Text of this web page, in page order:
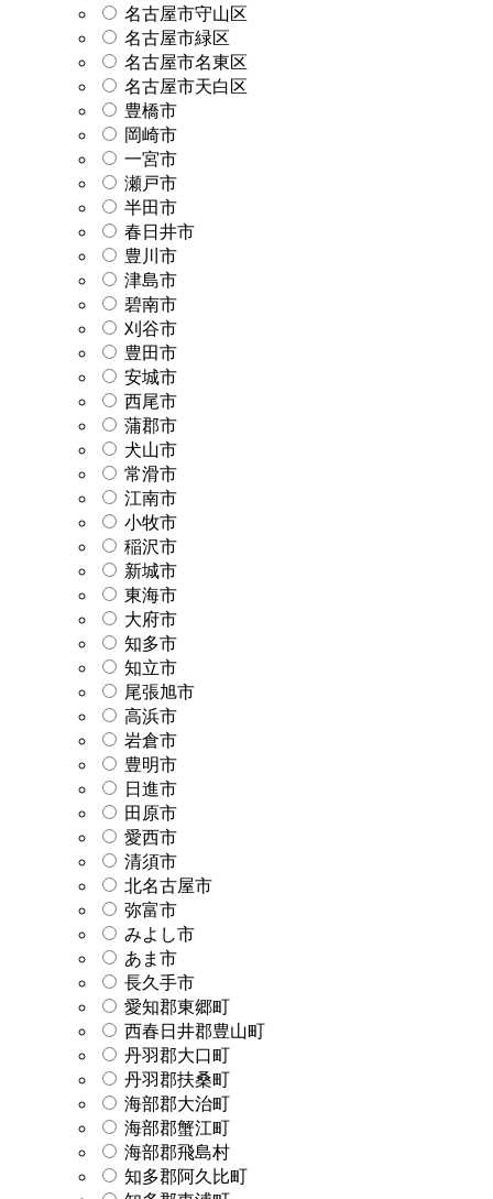
名古屋市守山区
名古屋市緑区
名古屋市名東区
名古屋市天白区
豊橋市
岡崎市
一宮市
瀬戸市
半田市
春日井市
豊川市
津島市
碧南市
刈谷市
豊田市
安城市
西尾市
蒲郡市
犬山市
常滑市
江南市
小牧市
稲沢市
新城市
東海市
大府市
知多市
知立市
尾張旭市
高浜市
岩倉市
豊明市
日進市
田原市
愛西市
清須市
北名古屋市
弥富市
みよし市
あま市
長久手市
愛知郡東郷町
西春日井郡豊山町
丹羽郡大口町
丹羽郡扶桑町
海部郡大治町
海部郡蟹江町
海部郡飛島村
知多郡阿久比町